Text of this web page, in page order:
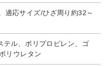
適応サイズ/ひざ周り約32～
テル、ポリプロピレン、ゴ
リウレタン